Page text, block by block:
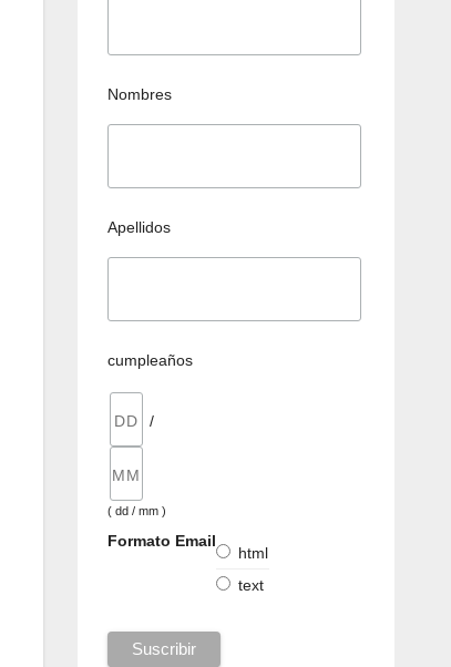
Nombres
Apellidos
cumpleaños
/
( dd / mm )
Formato Email
html
text